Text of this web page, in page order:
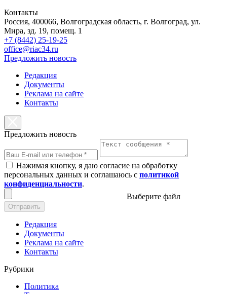
Контакты
Россия, 400066, Волгоградская область, г. Волгоград, ул.
Мира, зд. 19, помещ. 1
+7 (8442) 25-19-25
office@riac34.ru
Предложить новость
Редакция
Документы
Реклама на сайте
Контакты
Предложить новость
Нажимая кнопку, я даю согласие на обработку
персональных данных и соглашаюсь с политикой
конфиденциальности.
Выберите файл
Отправить
Редакция
Документы
Реклама на сайте
Контакты
Рубрики
Политика